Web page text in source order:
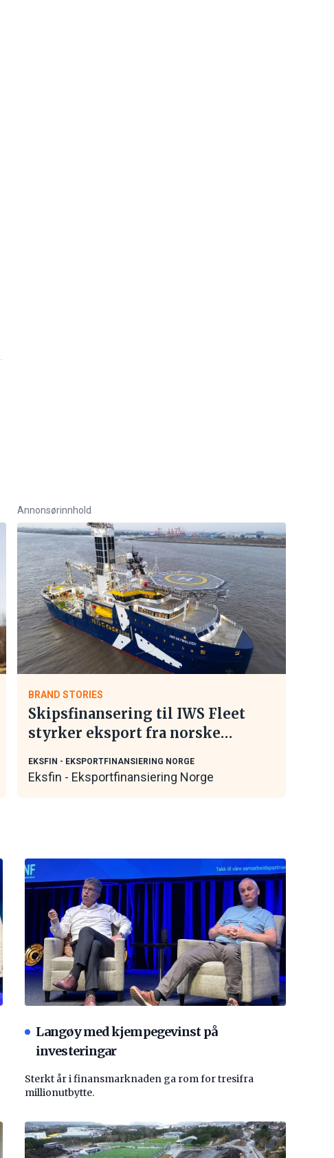
Annonsørinnhold
BRAND STORIES
Skipsfinansering til IWS Fleet
styrker eksport fra norske
EKSFIN - EKSPORTFINANSIERING NORGE
Eksfin - Eksportfinansiering Norge
Langøy med kjempegevinst på
investeringar
Sterkt år i finansmarknaden ga rom for tresifra
millionutbytte.